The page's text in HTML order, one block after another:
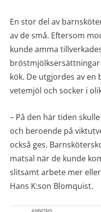
En stor del av
av de små. Eftersom
kunde amma
kök. De utgjordes av en
vetemjöl och socker i
– På den här tiden
och beroende på
också ges.
matsal när de kunde
slitsamt arbete mer
Hans K:son Blomquist.
ANNONS